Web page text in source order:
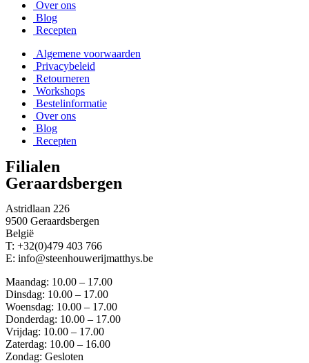
Over ons
Blog
Recepten
Algemene voorwaarden
Privacybeleid
Retourneren
Workshops
Bestelinformatie
Over ons
Blog
Recepten
Filialen
Geraardsbergen
Astridlaan 226
9500 Geraardsbergen
België
T: +32(0)479 403 766
E: info@steenhouwerijmatthys.be
Maandag: 10.00 – 17.00
Dinsdag: 10.00 – 17.00
Woensdag: 10.00 – 17.00
Donderdag: 10.00 – 17.00
Vrijdag: 10.00 – 17.00
Zaterdag: 10.00 – 16.00
Zondag: Gesloten